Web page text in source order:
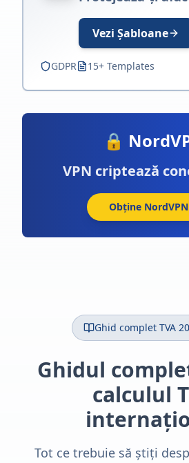
Vezi Șabloane
GDPR 15+ Templates
🔒
VPN criptează
Obține
Ghid complet TVA
Ghidul
calculul
Tot ce trebuie să știți